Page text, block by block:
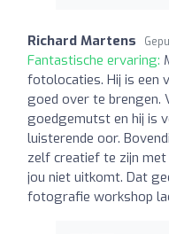
Richard Martens
Fantastische ervaring:
fotolocaties. Hij is een
goed over te brengen.
goedgemutst en hij is
luisterende oor.
zelf creatief te zijn
jou niet uitkomt. Dat
fotografie workshop